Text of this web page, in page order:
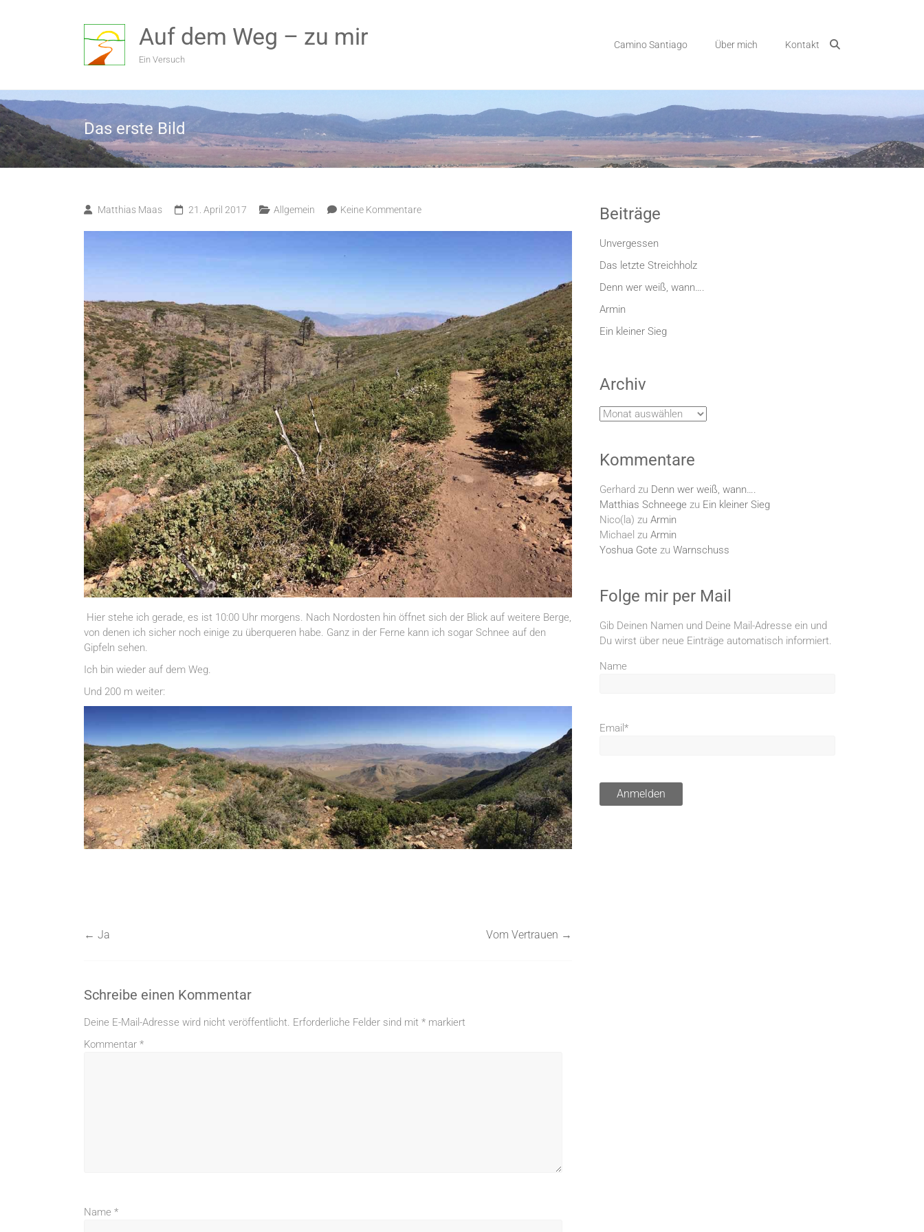
Auf dem Weg – zu mir
Ein Versuch
Camino Santiago Über mich Kontakt
Das erste Bild
Matthias Maas 21. April 2017 Allgemein Keine Kommentare
Hier stehe ich gerade, es ist 10:00 Uhr morgens. Nach Nordosten hin öffnet sich der Blick auf weitere Berge,
von denen ich sicher noch einige zu überqueren habe. Ganz in der Ferne kann ich sogar Schnee auf den
Gipfeln sehen.
Ich bin wieder auf dem Weg.
Und 200 m weiter:
← Ja Vom Vertrauen →
Schreibe einen Kommentar
Deine E-Mail-Adresse wird nicht veröffentlicht. Erforderliche Felder sind mit * markiert
Kommentar *
Name *
Beiträge
Unvergessen
Das letzte Streichholz
Denn wer weiß, wann….
Armin
Ein kleiner Sieg
Archiv
Archiv
Kommentare
Gerhard zu Denn wer weiß, wann….
Matthias Schneege zu Ein kleiner Sieg
Nico(la) zu Armin
Michael zu Armin
Yoshua Gote zu Warnschuss
Folge mir per Mail
Gib Deinen Namen und Deine Mail-Adresse ein und
Du wirst über neue Einträge automatisch informiert.
Name
Email*